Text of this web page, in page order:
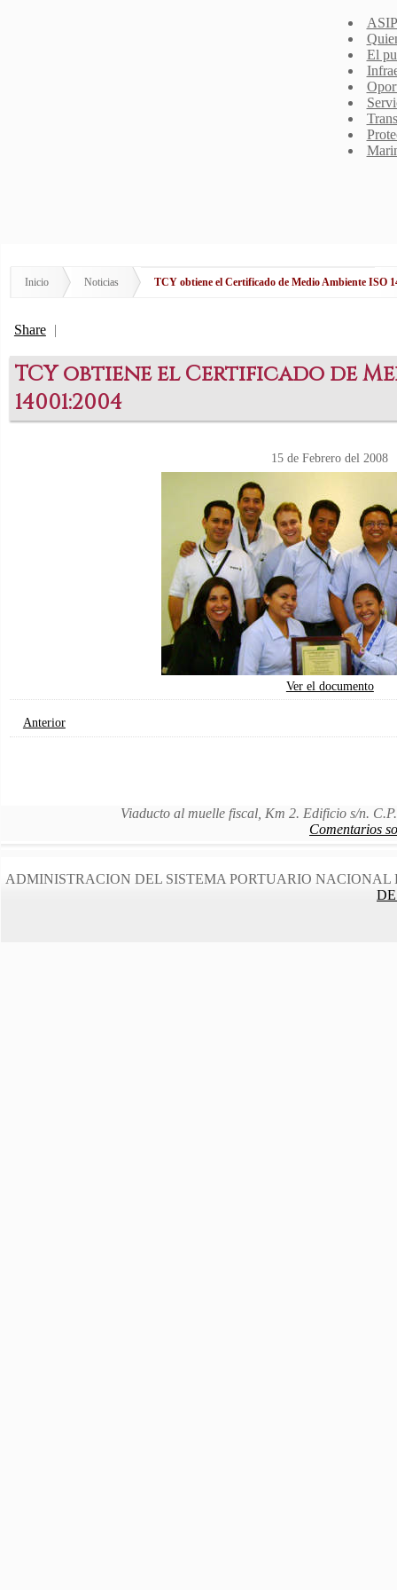
El
Inicio Noticias TCY obtiene el Certificado de Medio Ambiente ISO
Share |
TCY obtiene el Certificado de
14001:2004
15 de Febrero del 2008
Ver el documento
Anterior
Viaducto al muelle fiscal, Km 2. Edificio s/n.
Comentarios
ADMINISTRACION DEL SISTEMA PORTUARIO NACIONAL